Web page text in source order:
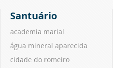
Santuário
academia marial
água mineral aparecida
cidade do romeiro